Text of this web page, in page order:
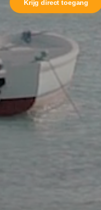
Krijg direct toegang